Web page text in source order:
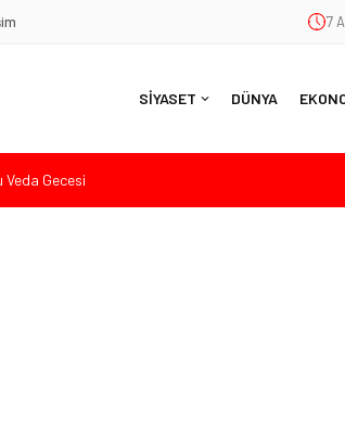
7
SİYASET DÜNYA
Veda Gecesi
Sert Eleştiri: “Osmanlı’nın Hukuk Anlayışının